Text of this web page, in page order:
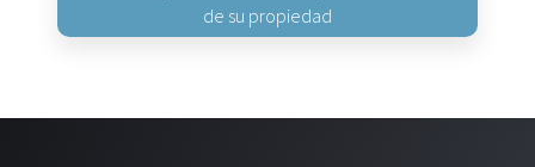
de su propiedad